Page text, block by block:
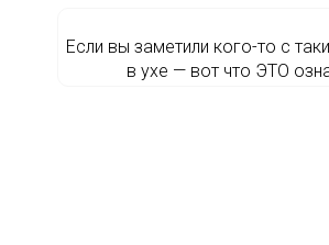
Если вы заметили кого-то с
в ухе — вот что ЭТО